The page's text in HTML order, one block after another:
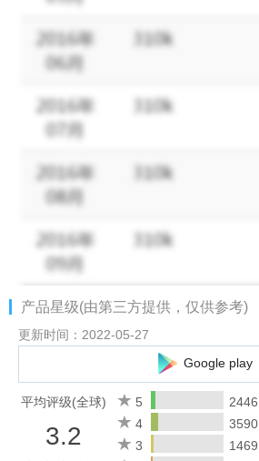
产品星级(由第三方提供，仅供参考)
更新时间：2022-05-27
Google play
平均评级(全球)
3.2
5
2446
4
3590
3
1469